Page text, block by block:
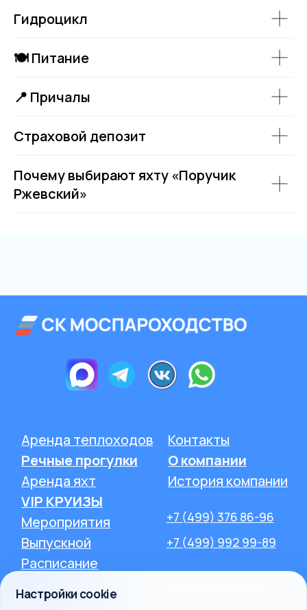
Гидроцикл
🍽 Питание
📍 Причалы
Страховой депозит
Почему выбирают яхту «Поручик
Ржевский»
Настройки cookie